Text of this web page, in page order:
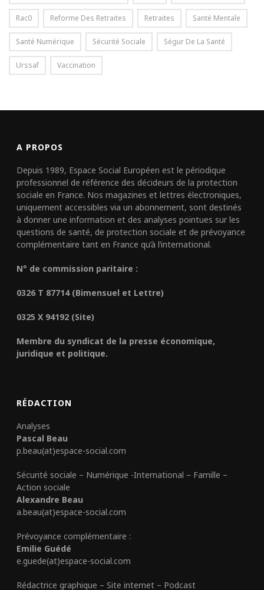
Rac0 Reforme Des Retraites Retraites Santé Mentale
Santé Numérique Sécurité Sociale Ségur De La Santé
Urssaf Vaccination
A PROPOS
Depuis 1989, Espace Social Européen est le périodique
professionnel de référence des décideurs de la protection
sociale en France. Nos magazines et lettres électroniques,
uniquement accessibles via un abonnement, sont destinés
à donner une information et des analyses pointues sur les
questions de santé, de protection sociale et de prévoyance
complémentaire tant en France qu’à l’international.
N° de commission paritaire :
0326 T 87714 (Bimensuel et Lettre)
0325 X 94192 (Site)
Membre du syndicat de la presse économique,
juridique et politique.
RÉDACTION
Analyses
Pascal Beau
p.beau(at)espace-social.com
Sécurité sociale – Numérique -International – Famille –
Action sociale
Alexandre Beau
a.beau(at)espace-social.com
Prévoyance complémentaire :
Emilie Guédé
e.guede(at)espace-social.com
Rédactrice graphique – Site internet – Podcast